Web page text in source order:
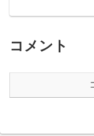
コメント